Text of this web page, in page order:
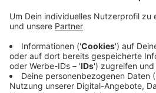
Anzeige
Laut der Stadt handelt es sich
geborenen Mann, der aufgrund
einer Risikogruppe angehörte.